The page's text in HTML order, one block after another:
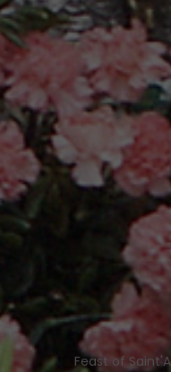
Feast of